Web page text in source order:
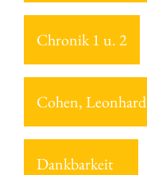
Chronik 1 u. 2
Cohen, Leonhard
Dankbarkeit